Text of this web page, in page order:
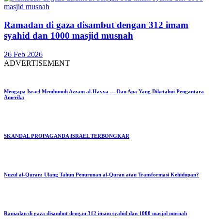
Ramadan di gaza disambut dengan 312 imam
syahid dan 1000 masjid musnah
26 Feb 2026
ADVERTISEMENT
Mengapa Israel Membunuh Azzam al-Hayya — Dan Apa Yang Diketahui Pengantara
Amerika
SKANDAL PROPAGANDA ISRAEL TERBONGKAR
Nuzul al-Quran: Ulang Tahun Penurunan al-Quran atau Transformasi Kehidupan?
Ramadan di gaza disambut dengan 312 imam syahid dan 1000 masjid musnah